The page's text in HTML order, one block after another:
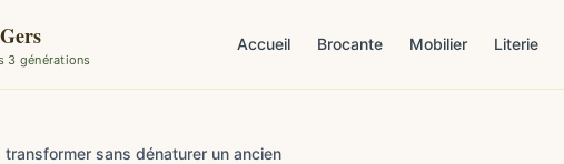
3 générations
Accueil Brocante Mobilier Literie
sans dénaturer un ancien